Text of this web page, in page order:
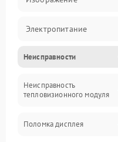
Электропитание
Измерения
Матрица
Неисправности
Неисправность
тепловизионного модуля
Поломка дисплея